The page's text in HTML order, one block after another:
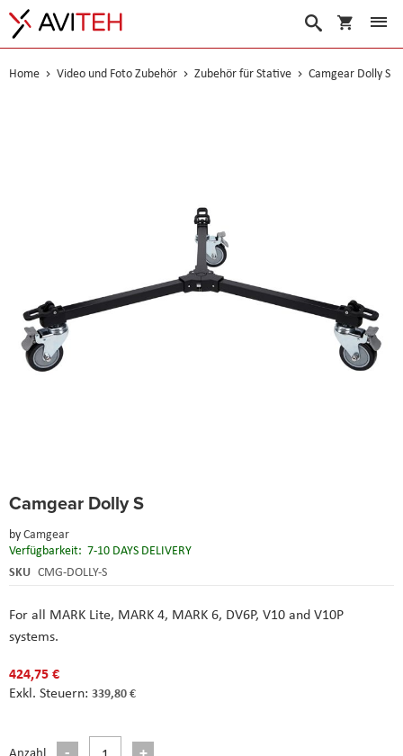
Suche
Home Video und Foto Zubehör Zubehör für Stative Camgear Dolly S
Camgear Dolly S
byCamgear
Verfügbarkeit: 7-10 DAYS DELIVERY
SKU CMG-DOLLY-S
For all MARK Lite, MARK 4, MARK 6, DV6P, V10 and V10P
systems.
424,75 €
339,80 €
Anzahl
to
beginning
of
the